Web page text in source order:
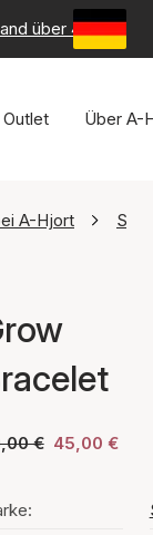
über 49 € -
Outlet Über A-
A-Hjort
€ 45,00 €